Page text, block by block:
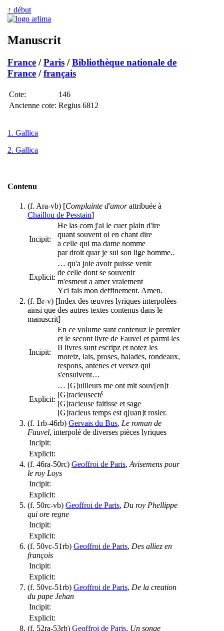
↑ début
Manuscrit
France /Paris /Bibliothèque nationale de
France /français
Cote:
146
Ancienne cote: Regius 6812
1. Gallica
2. Gallica
Contenu
(f. Ara-vb) [Complainte d'amorattribuée à
Chaillou de Pesstain]
Incipit:
He las com j'ai le cuer plain d'ire
quant souvent oi en chant dire
a celle qui ma dame nomme
par droit quar je sui son lige homme..
Explicit:
… qu'a joie avoir puisse venir
de celle dont se souvenir
m'esmeut a amer vraiement
Yci fais mon deffinement. Amen.
(f. Br-v) [Index des œuvres lyriques interpolées
ainsi que des autres textes contenus dans le
manuscrit]
Incipit:
En ce volume sunt contenuz le premier
et le secont livre de Fauvel et parmi les
II livres sunt escripz et notez les
moteiz, lais, proses, balades, rondeaux,
respons, antenes et versez qui
s'ensuivent…
Explicit:
… [G]uilleurs me ont mlt souv[en]t
[G]racieusecté
[G]racieuse faitisse et sage
[G]racieus temps est q[uan]t rosier.
(f. 1rb-46rb) Gervais du Bus, Le roman de
Fauvel, interpolé de diverses pièces lyriques
Incipit:
Explicit:
(f. 46ra-50rc) Geoffroi de Paris, Avisemens pour
le roy Loys
Incipit:
Explicit:
(f. 50rc-vb) Geoffroi de Paris, Du roy Phellippe
qui ore regne
Incipit:
Explicit:
(f. 50vc-51rb) Geoffroi de Paris, Des alliez en
françois
Incipit:
Explicit:
(f. 50vc-51rb) Geoffroi de Paris, De la creation
du pape Jehan
Incipit:
Explicit:
(f. 52ra-53rb) Geoffroi de Paris, Un songe